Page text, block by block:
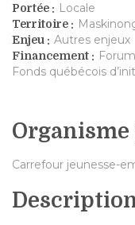
Portée : Locale
Territoire :
Enjeu : Autres enjeux
Financement :
Fonds québécois
Carrefour jeunesse-